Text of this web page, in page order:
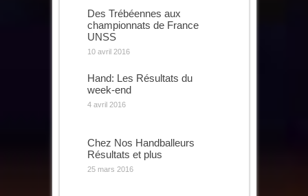
Des Trébéennes aux
championnats de France
UNSS
10 avril 2016
Hand: Les Résultats du
week-end
4 avril 2016
Chez Nos Handballeurs
Résultats et plus
25 mars 2016